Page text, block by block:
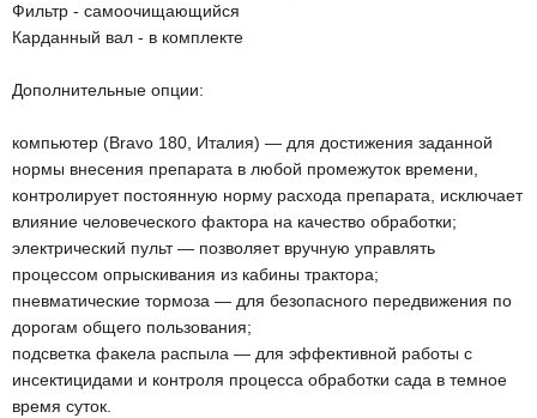
Фильтр - самоочищающийся
Карданный вал - в комплекте
Дополнительные опции:
компьютер (Bravo 180, Италия) — для достижения заданной
нормы внесения препарата в любой промежуток времени,
контролирует постоянную норму расхода препарата, исключает
влияние человеческого фактора на качество обработки;
электрический пульт — позволяет вручную управлять
процессом опрыскивания из кабины трактора;
пневматические тормоза — для безопасного передвижения по
дорогам общего пользования;
подсветка факела распыла — для эффективной работы с
инсектицидами и контроля процесса обработки сада в темное
время суток.